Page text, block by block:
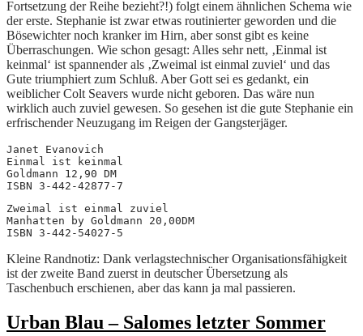
Fortsetzung der Reihe bezieht?!) folgt einem ähnlichen Schema wie
der erste. Stephanie ist zwar etwas routinierter geworden und die
Bösewichter noch kranker im Hirn, aber sonst gibt es keine
Überraschungen. Wie schon gesagt: Alles sehr nett, ‚Einmal ist
keinmal‘ ist spannender als ‚Zweimal ist einmal zuviel‘ und das
Gute triumphiert zum Schluß. Aber Gott sei es gedankt, ein
weiblicher Colt Seavers wurde nicht geboren. Das wäre nun
wirklich auch zuviel gewesen. So gesehen ist die gute Stephanie ein
erfrischender Neuzugang im Reigen der Gangsterjäger.
Janet Evanovich
Einmal ist keinmal
Goldmann 12,90 DM
ISBN 3-442-42877-7
Zweimal ist einmal zuviel
Manhatten by Goldmann 20,00DM
ISBN 3-442-54027-5
Kleine Randnotiz: Dank verlagstechnischer Organisationsfähigkeit
ist der zweite Band zuerst in deutscher Übersetzung als
Taschenbuch erschienen, aber das kann ja mal passieren.
Urban Blau – Salomes letzter Sommer